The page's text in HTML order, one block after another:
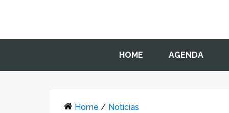
HOME AGENDA
Home / Notícias